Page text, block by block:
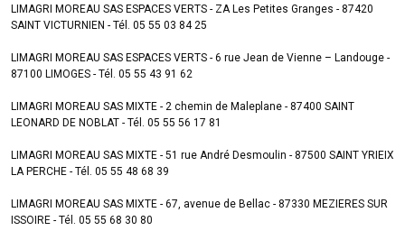
LIMAGRI MOREAU SAS ESPACES VERTS - ZA Les Petites Granges - 87420
SAINT VICTURNIEN - Tél. 05 55 03 84 25
LIMAGRI MOREAU SAS ESPACES VERTS - 6 rue Jean de Vienne – Landouge -
87100 LIMOGES - Tél. 05 55 43 91 62
LIMAGRI MOREAU SAS MIXTE - 2 chemin de Maleplane - 87400 SAINT
LEONARD DE NOBLAT - Tél. 05 55 56 17 81
LIMAGRI MOREAU SAS MIXTE - 51 rue André Desmoulin - 87500 SAINT YRIEIX
LA PERCHE - Tél. 05 55 48 68 39
LIMAGRI MOREAU SAS MIXTE - 67, avenue de Bellac - 87330 MEZIERES SUR
ISSOIRE - Tél. 05 55 68 30 80